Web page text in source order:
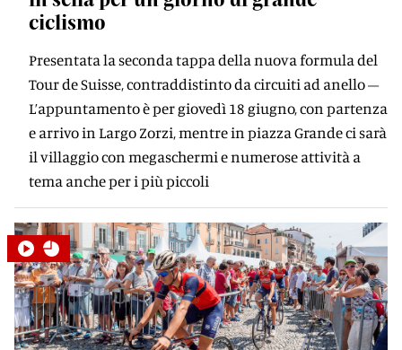
ciclismo
Presentata la seconda tappa della nuova formula del
Tour de Suisse, contraddistinto da circuiti ad anello –
L’appuntamento è per giovedì 18 giugno, con partenza
e arrivo in Largo Zorzi, mentre in piazza Grande ci sarà
il villaggio con megaschermi e numerose attività a
tema anche per i più piccoli